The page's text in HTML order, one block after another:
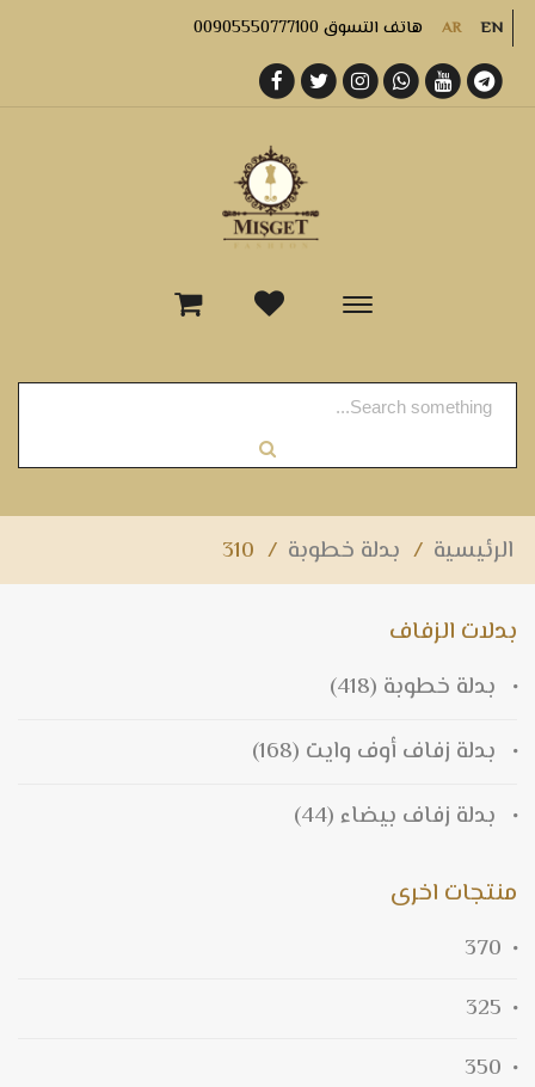
AR EN هاتف التسوق 00905550777100
-
الرئيسية / بدلة خطوبة /
310
بدلات الزفاف
بدلة خطوبة (418)
بدلة زفاف أوف وايت (168)
بدلة زفاف بيضاء (44)
منتجات اخرى
370
325
350